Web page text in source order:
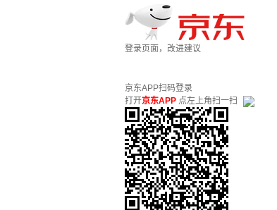
登录页面，改进建议
京东APP扫码登录
打开京东APP 点左上角扫一扫